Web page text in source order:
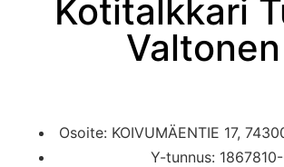
Kotitalkkari
Valtonen
Osoite: KOIVUMÄENTIE 17,
Y-tunnus: